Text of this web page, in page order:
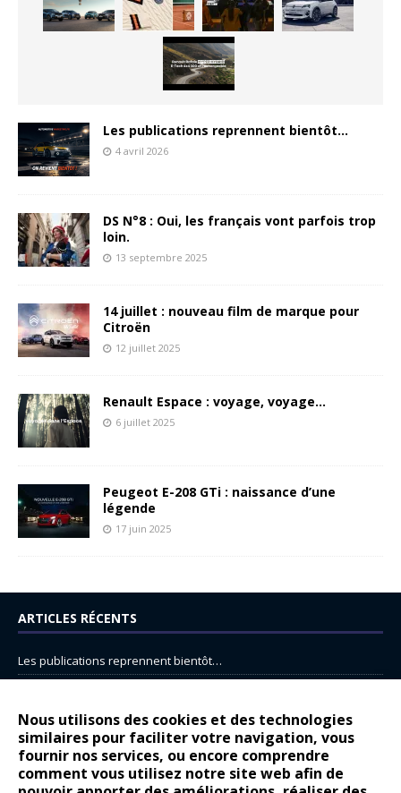
Nous utilisons des cookies et des technologies
similaires pour faciliter votre navigation, vous
fournir nos services, ou encore comprendre
comment vous utilisez notre site web afin de
Les publications reprennent bientôt…
4 avril 2026
DS N°8 : Oui, les français vont parfois trop
loin.
13 septembre 2025
14 juillet : nouveau film de marque pour
Citroën
12 juillet 2025
Renault Espace : voyage, voyage…
6 juillet 2025
Peugeot E-208 GTi : naissance d’une
légende
17 juin 2025
ARTICLES RÉCENTS
Les publications reprennent bientôt…
14 juillet : nouveau film de marque pour Citroën
Renault Espace : voyage, voyage…
Peugeot E-208 GTi : naissance d’une légende